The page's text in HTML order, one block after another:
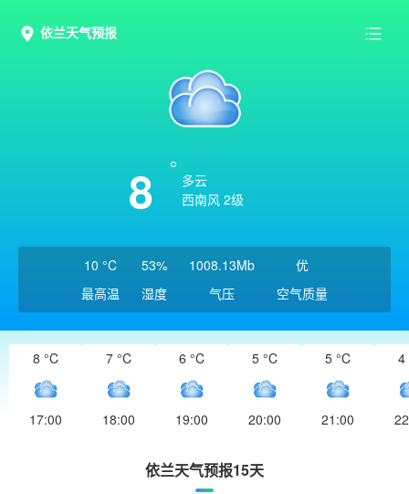
依兰天气预报
8
多云
西南风 2级
10 °C
最高温
53%
湿度
1008.13Mb
气压
优
空气质量
8 °C
17:00
7 °C
18:00
6 °C
19:00
5 °C
20:00
5 °C
21:00
4
依兰天气预报15天